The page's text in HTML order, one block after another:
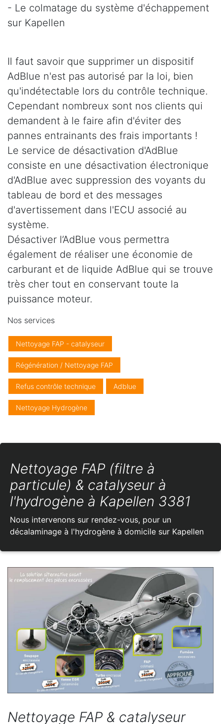
- Le colmatage du système d'échappement
sur Kapellen
Il faut savoir que supprimer un dispositif
AdBlue n'est pas autorisé par la loi, bien
qu'indétectable lors du contrôle technique.
Cependant nombreux sont nos clients qui
demandent à le faire afin d'éviter des
pannes entrainants des frais importants !
Le service de désactivation d'AdBlue
consiste en une désactivation électronique
d'AdBlue avec suppression des voyants du
tableau de bord et des messages
d'avertissement dans l'ECU associé au
système.
Désactiver l’AdBlue vous permettra
également de réaliser une économie de
carburant et de liquide AdBlue qui se trouve
très cher tout en conservant toute la
puissance moteur.
Nos services
Nettoyage FAP - catalyseur
Régénération / Nettoyage FAP
Refus contrôle technique Adblue
Nettoyage Hydrogène
Nettoyage FAP (filtre à
particule) & catalyseur à
l'hydrogène à Kapellen 3381
Nous intervenons sur rendez-vous, pour un
décalaminage à l'hydrogène à domicile sur Kapellen
Nettoyage FAP & catalyseur